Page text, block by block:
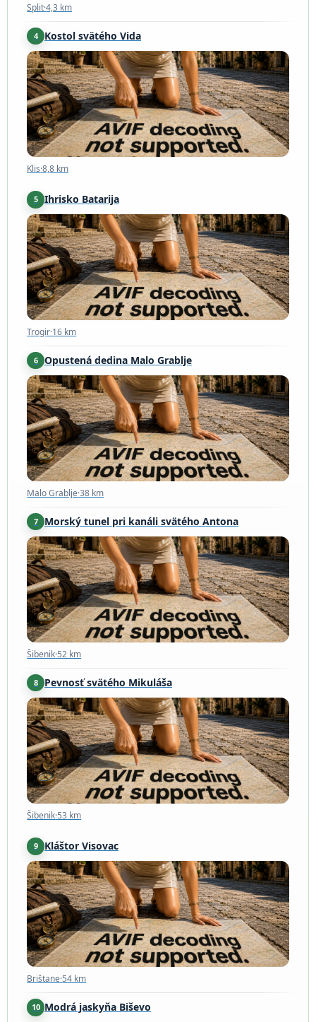
Split·4,3 km
4 Kostol svätého Vida
Klis·8,8 km
Klis·8,8 km
5 Ihrisko Batarija
Trogir·16 km
Trogir·16 km
6 Opustená dedina Malo Grablje
Malo Grablje·38 km
Malo Grablje·38 km
7 Morský tunel pri kanáli svätého Antona
Šibenik·52 km
Šibenik·52 km
8 Pevnosť svätého Mikuláša
Šibenik·53 km
Šibenik·53 km
9 Kláštor Visovac
Brištane·54 km
Brištane·54 km
10 Modrá jaskyňa Biševo